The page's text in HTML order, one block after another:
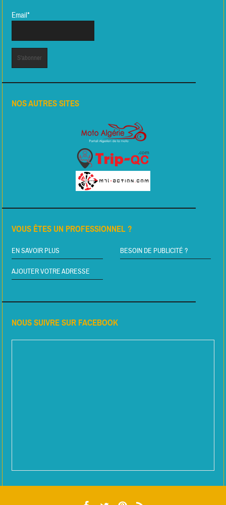
Email*
NOS AUTRES SITES
VOUS ÊTES UN PROFESSIONNEL ?
EN SAVOIR PLUS BESOIN DE PUBLICITÉ ?
AJOUTER VOTRE ADRESSE
NOUS SUIVRE SUR FACEBOOK